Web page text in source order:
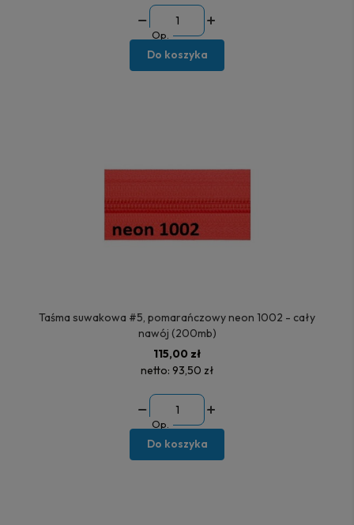
Op.
Do koszyka
Taśma suwakowa #5, pomarańczowy neon 1002 - cały
nawój (200mb)
115,00 zł
netto: 93,50 zł
Op.
Do koszyka